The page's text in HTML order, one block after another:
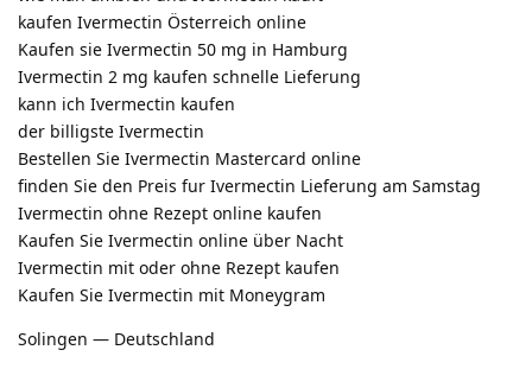
kaufen Ivermectin Österreich online
Kaufen sie Ivermectin 50 mg in Hamburg
Ivermectin 2 mg kaufen schnelle Lieferung
kann ich Ivermectin kaufen
der billigste Ivermectin
Bestellen Sie Ivermectin Mastercard online
finden Sie den Preis fur Ivermectin Lieferung am Samstag
Ivermectin ohne Rezept online kaufen
Kaufen Sie Ivermectin online über Nacht
Ivermectin mit oder ohne Rezept kaufen
Kaufen Sie Ivermectin mit Moneygram
Solingen — Deutschland